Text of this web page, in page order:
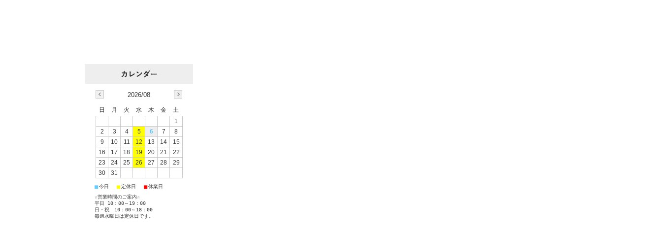
2026/08
日 月 火 水 木 金
土
1
2
3 4 5 6 7
8
9
10 11 12 13 14
15
16
17 18 19 20 21
22
23
24 25 26 27 28
29
30
31
■今日 ■定休日 ■休業日
☆営業時間のご案内☆
平日 10：00～19：00
日・祝 10：00～18：00
毎週水曜日は定休日です。